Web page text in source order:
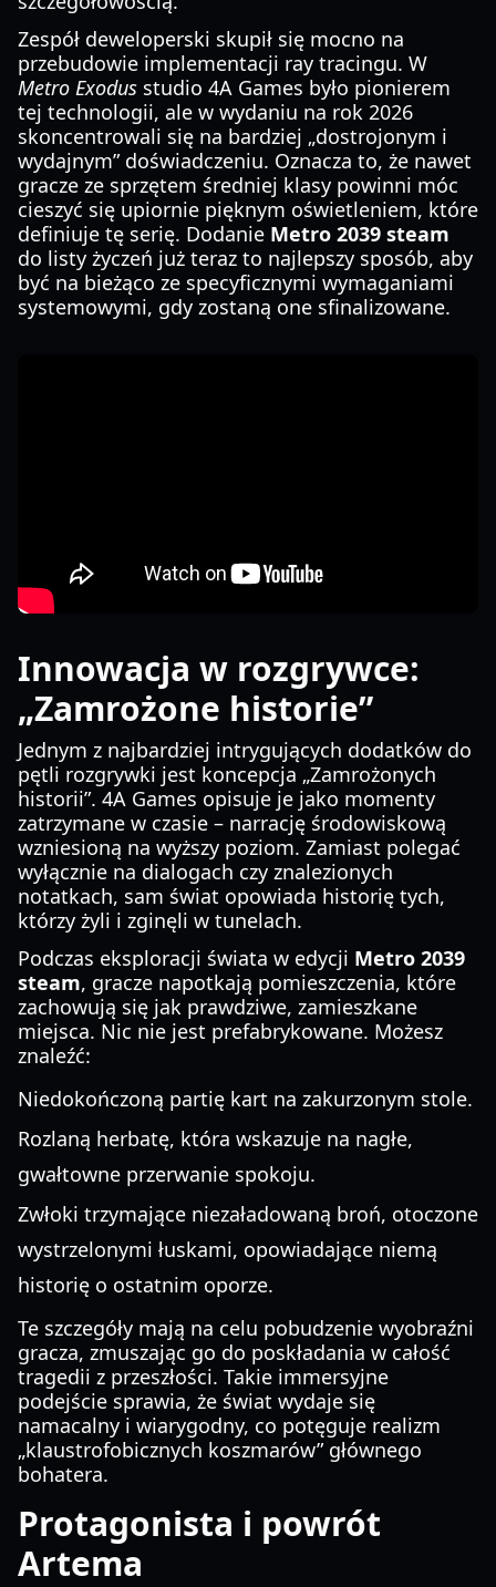
Zespół deweloperski skupił się mocno na
przebudowie implementacji ray tracingu. W
Metro Exodus studio 4A Games było pionierem
tej technologii, ale w wydaniu na rok 2026
skoncentrowali się na bardziej „dostrojonym i
wydajnym” doświadczeniu. Oznacza to, że nawet
gracze ze sprzętem średniej klasy powinni móc
cieszyć się upiornie pięknym oświetleniem, które
definiuje tę serię. Dodanie Metro 2039 steam
do listy życzeń już teraz to najlepszy sposób, aby
być na bieżąco ze specyficznymi wymaganiami
systemowymi, gdy zostaną one sfinalizowane.
Innowacja w rozgrywce:
„Zamrożone historie”
Jednym z najbardziej intrygujących dodatków do
pętli rozgrywki jest koncepcja „Zamrożonych
historii”. 4A Games opisuje je jako momenty
zatrzymane w czasie – narrację środowiskową
wzniesioną na wyższy poziom. Zamiast polegać
wyłącznie na dialogach czy znalezionych
notatkach, sam świat opowiada historię tych,
którzy żyli i zginęli w tunelach.
Podczas eksploracji świata w edycji Metro 2039
steam, gracze napotkają pomieszczenia, które
zachowują się jak prawdziwe, zamieszkane
miejsca. Nic nie jest prefabrykowane. Możesz
znaleźć:
Niedokończoną partię kart na zakurzonym stole.
Rozlaną herbatę, która wskazuje na nagłe,
gwałtowne przerwanie spokoju.
Zwłoki trzymające niezaładowaną broń, otoczone
wystrzelonymi łuskami, opowiadające niemą
historię o ostatnim oporze.
Te szczegóły mają na celu pobudzenie wyobraźni
gracza, zmuszając go do poskładania w całość
tragedii z przeszłości. Takie immersyjne
podejście sprawia, że świat wydaje się
namacalny i wiarygodny, co potęguje realizm
„klaustrofobicznych koszmarów” głównego
bohatera.
Protagonista i powrót
Artema